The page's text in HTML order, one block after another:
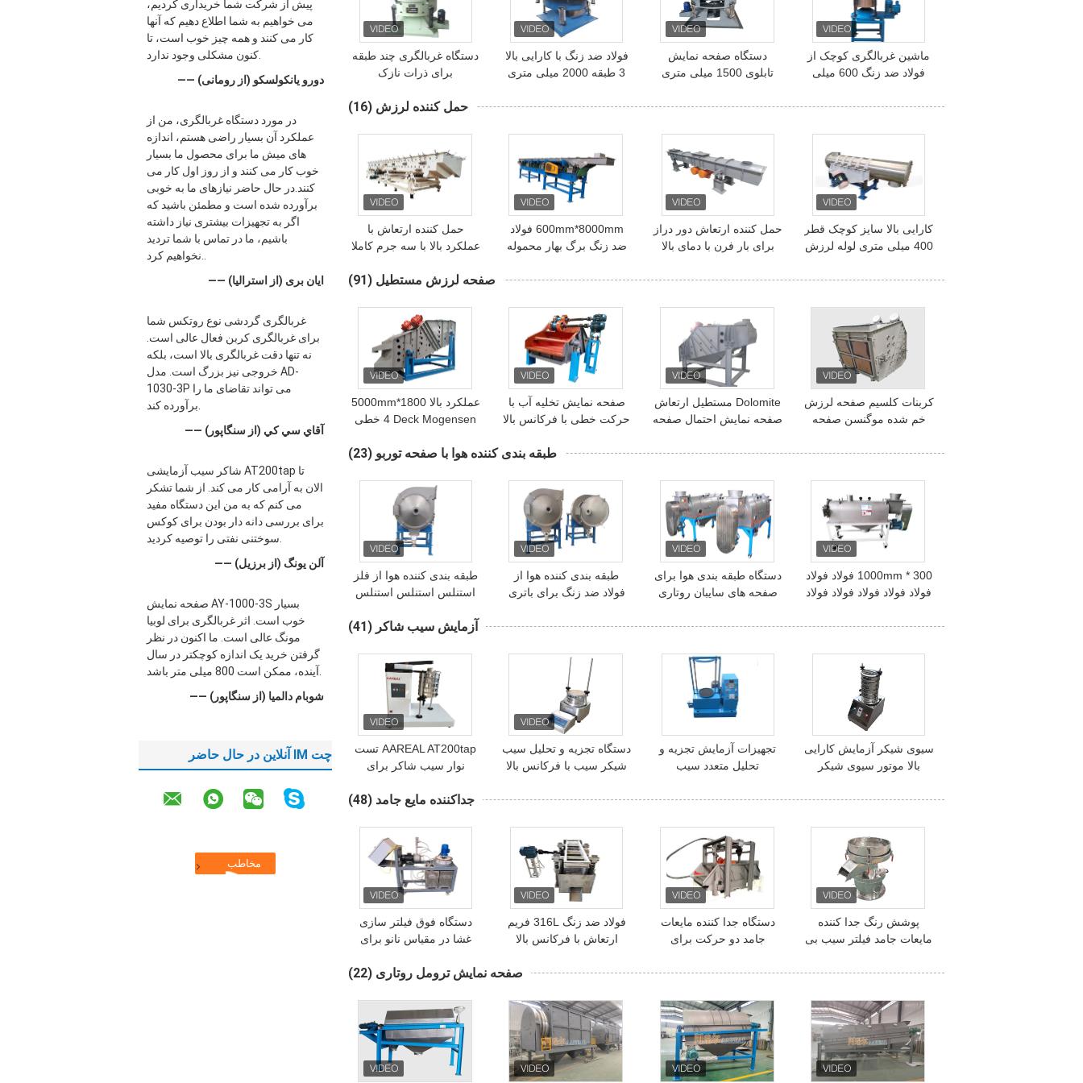
پیش از شرکت شما خریداری کردیم،
می خواهیم به شما اطلاع دهیم که آنها
کار می کنند و همه چیز خوب است، تا
—— دورو یانکولسکو (از رومانی)
در مورد دستگاه غربالگری، من از
عملکرد آن بسیار راضی هستم، اندازه
های میش ما برای محصول ما بسیار
خوب کار می کنند و از روز اول کار می
کنند.در حال حاضر نیازهای ما به خوبی
برآورده شده است و مطمئن باشید که
اگر به تجهیزات بیشتری نیاز داشته
باشیم، ما در تماس با شما تردید
—— ایان بری (از استرالیا)
غربالگری گردشی نوع روتکس شما
برای غربالگری کربن فعال عالی است.
نه تنها دقت غربالگری بالا است، بلکه
خروجی نیز بزرگ است. مدل AD-
1030-3P می تواند تقاضای ما را
—— آقاي سي کي (از سنگاپور)
شاکر سیب آزمایشی AT200tap تا
الان به آرامی کار می کند. از شما تشکر
می کنم که به من این دستگاه مفید
برای بررسی دانه دار بودن برای کوکس
—— آلن یونگ (از برزیل)
صفحه نمایش AY-1000-3S بسیار
خوب است. اثر غربالگری برای لوبیا
مونگ عالی است. ما اکنون در نظر
گرفتن خرید یک اندازه کوچکتر در سال
—— شوبام دالمیا (از سنگاپور)
چت IM آنلاین در حال حاضر
دستگاه غربالگری چند طبقه
برای ذرات نازک
فولاد ضد زنگ با کارایی بالا
3 طبقه 2000 میلی متری
برای پودر کربن فعال شده
دستگاه صفحه نمایش
تابلوی 1500 میلی متری
اکسید آلومینیوم حرکت سه
ماشین غربالگری کوچک از
فولاد ضد زنگ 600 میلی
جداسازی نشاسته گندم
حمل کننده لرزش (16)
حمل کننده ارتعاش با
عملکرد بالا با سه جرم کاملا
طولانی شکر و نمک
600mm*8000mm فولاد
ضد زنگ برگ بهار محموله
نمک
حمل کننده ارتعاش دور دراز
برای بار فرن با دمای بالا
کارایی بالا سایز کوچک قطر
400 میلی متری لوله لرزش
نصب صندلی ذرات شیمیایی
صفحه لرزش مستطیل (91)
عملکرد بالا 1800*5000mm
4 Deck Mogensen خطی
نمایش برای مواد آتش
صفحه نمایش تخلیه آب با
حرکت خطی با فرکانس بالا
زغال سنگ
Dolomite مستطیل ارتعاش
صفحه نمایش احتمال صفحه
موگنسن
کربنات کلسیم صفحه لرزش
خم شده موگنسن صفحه
طبقه بندی کننده هوا با صفحه توربو (23)
طبقه بندی کننده هوا از فلز
استنلس استنلس استنلس
طبقه بندی کننده هوا از
فولاد ضد زنگ برای باتری
دستگاه طبقه بندی هوا برای
صفحه های سایبان روتاری
300 * 1000mm فولاد فولاد
فولاد فولاد فولاد فولاد فولاد
آزمایش سیب شاکر (41)
AAREAL AT200tap تست
نوار سیب شاکر برای
ماسه سفت اندازه ذرات
دستگاه تجزیه و تحلیل سیب
شیکر سیب با فرکانس بالا
تجهیزات آزمایش تجزیه و
تحلیل متعدد سیب
سیب
سیوی شیکر آزمایش کارایی
بالا موتور سیوی شیکر
جداکننده مایع جامد (48)
دستگاه فوق فیلتر سازی
غشا در مقیاس نانو برای
فولاد ضد زنگ 316L فریم
ارتعاش با فرکانس بالا
مسطح برای فیلتر کردن
دستگاه جدا کننده مایعات
جامد دو حرکت برای
پوشش رنگ جدا کننده
مایعات جامد فیلتر سیب بی
صفحه نمایش ترومل روتاری (22)